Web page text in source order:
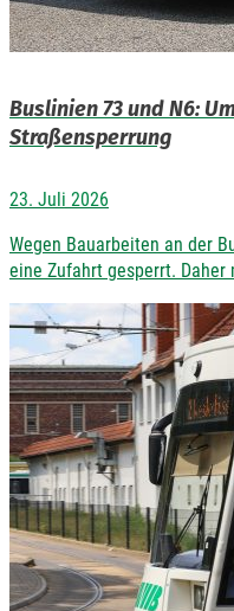
Buslinien 73 und N6:
Straßensperrung
23. Juli 2026
Wegen Bauarbeiten an der
eine Zufahrt gesperrt. Daher